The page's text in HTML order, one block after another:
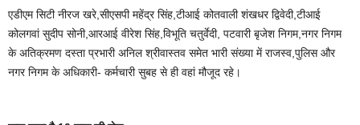
एडीएम सिटी नीरज खरे,सीएसपी महेंद्र सिंह,टीआई कोतवाली शंखधर द्विवेदी,टीआई
कोलगवां सुदीप सोनी,आरआई वीरेश सिंह,विभूति चतुर्वेदी, पटवारी बृजेश निगम,नगर निगम
के अतिक्रमण दस्ता प्रभारी अनिल श्रीवास्तव समेत भारी संख्या में राजस्व,पुलिस और
नगर निगम के अधिकारी- कर्मचारी सुबह से ही वहां मौजूद रहे।